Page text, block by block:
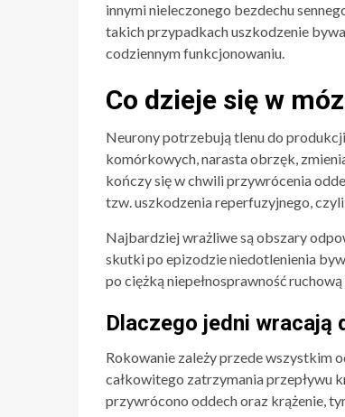
innymi nieleczonego bezdechu
takich przypadkach uszkodzenie
codziennym funkcjonowaniu.
Co dzieje się w
Neurony potrzebują tlenu do
komórkowych, narasta obrzęk,
kończy się w chwili przywrócenia
tzw. uszkodzenia reperfuzyjnego,
Najbardziej wrażliwe są obszary
skutki po epizodzie niedotlenienia
po ciężką niepełnosprawność
Dlaczego jedni wracają
Rokowanie zależy przede wszystkim
całkowitego zatrzymania przepływu
przywrócono oddech oraz krążenie,